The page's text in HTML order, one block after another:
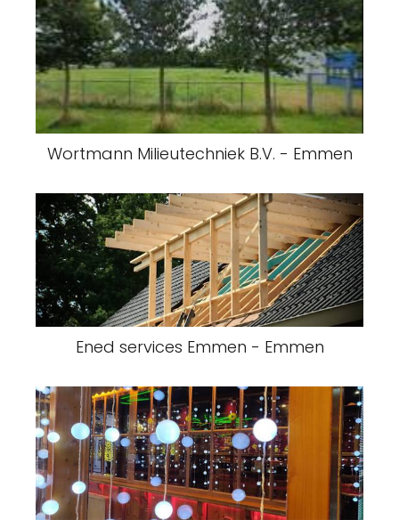
Wortmann Milieutechniek B.V. - Emmen
Ened services Emmen - Emmen